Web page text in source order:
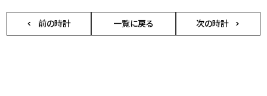
前の時計 一覧に戻る 次の時計